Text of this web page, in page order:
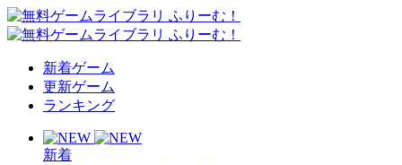
新着ゲーム
更新ゲーム
ランキング
新着